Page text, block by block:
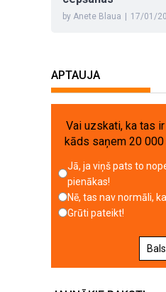
by Anete Blaua | 17/01/
APTAUJA
Vai uzskati, ka tas
kāds saņem 20
Jā, ja viņš pats to
pienākas!
Nē, tas nav normāli,
Grūti pateikt!